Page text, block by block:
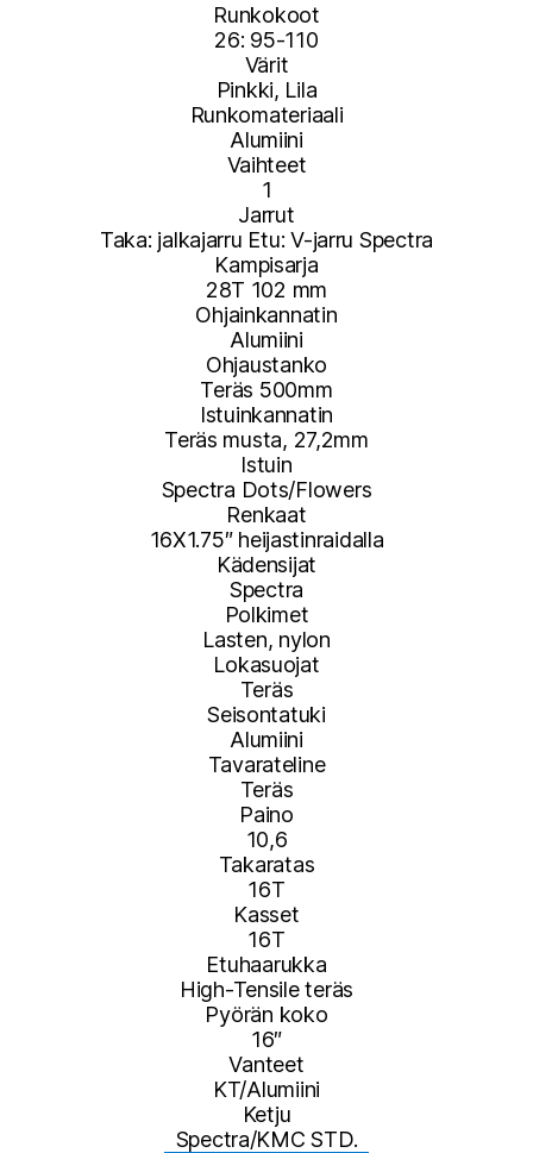
Runkokoot
26: 95-110
Värit
Pinkki, Lila
Runkomateriaali
Alumiini
Vaihteet
1
Jarrut
Taka: jalkajarru Etu: V-jarru Spectra
Kampisarja
28T 102 mm
Ohjainkannatin
Alumiini
Ohjaustanko
Teräs 500mm
Istuinkannatin
Teräs musta, 27,2mm
Istuin
Spectra Dots/Flowers
Renkaat
16X1.75″ heijastinraidalla
Kädensijat
Spectra
Polkimet
Lasten, nylon
Lokasuojat
Teräs
Seisontatuki
Alumiini
Tavarateline
Teräs
Paino
10,6
Takaratas
16T
Kasset
16T
Etuhaarukka
High-Tensile teräs
Pyörän koko
16″
Vanteet
KT/Alumiini
Ketju
Spectra/KMC STD.